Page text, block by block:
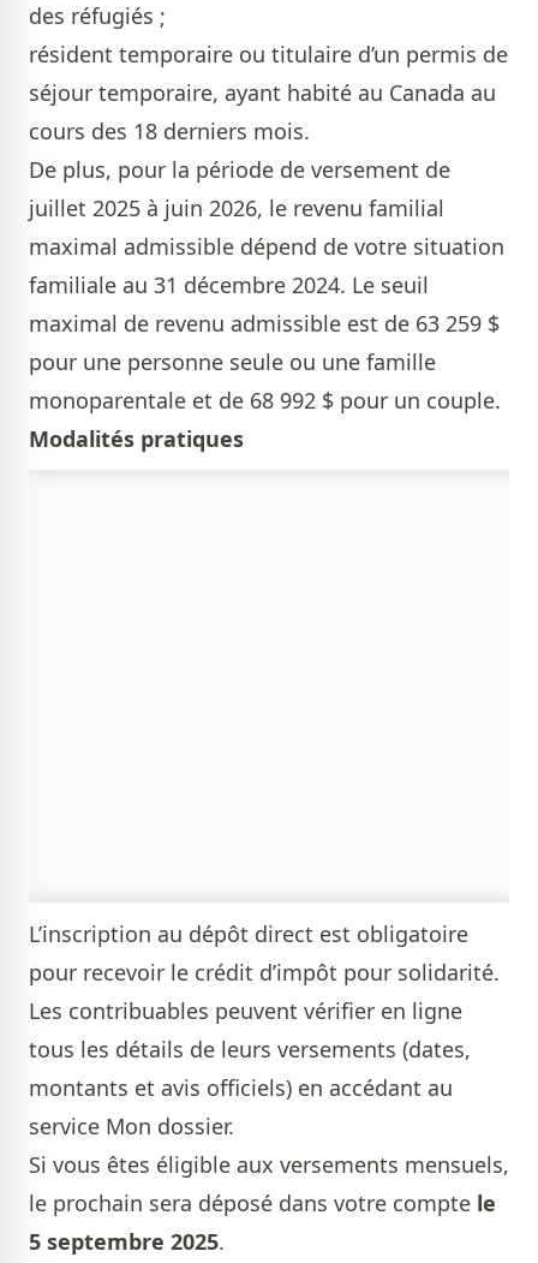
des réfugiés ;
résident temporaire ou titulaire d’un permis de
séjour temporaire, ayant habité au Canada au
cours des 18 derniers mois.
De plus, pour la période de versement de
juillet 2025 à juin 2026, le revenu familial
maximal admissible dépend de votre situation
familiale au 31 décembre 2024. Le seuil
maximal de revenu admissible est de 63 259 $
pour une personne seule ou une famille
monoparentale et de 68 992 $ pour un couple.
Modalités pratiques
L’inscription au dépôt direct est obligatoire
pour recevoir le crédit d’impôt pour solidarité.
Les contribuables peuvent vérifier en ligne
tous les détails de leurs versements (dates,
montants et avis officiels) en accédant au
service Mon dossier.
Si vous êtes éligible aux versements mensuels,
le prochain sera déposé dans votre compte le
5 septembre 2025.